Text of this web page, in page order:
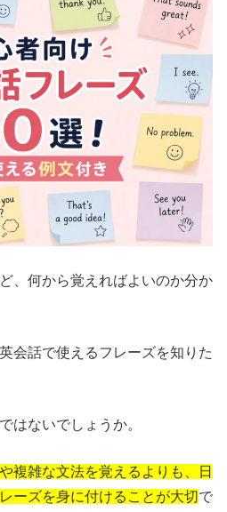
、何から覚えればよいのか分か
会話で使えるフレーズを知りた
はないでしょうか。
複雑な文法を覚えるよりも、日
ーズを身に付けることが大切で